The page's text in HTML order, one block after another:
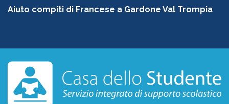
Aiuto compiti di Francese a Gardone Val Trompia